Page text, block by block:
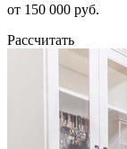
от 150 000 руб.
Рассчитать